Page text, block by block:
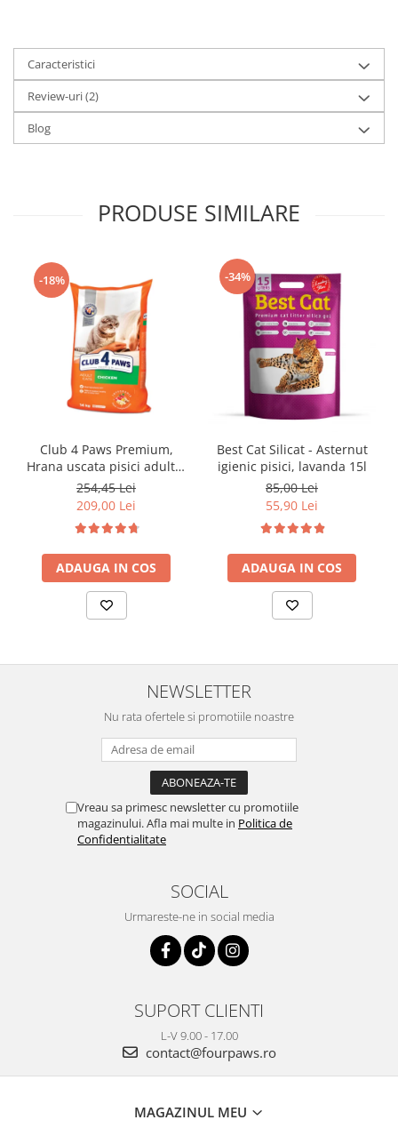
Caracteristici
Review-uri(2)
Blog
PRODUSE SIMILARE
-18%
Club 4 Paws Premium,
Hrana uscata pisici adulte,
cu Pui 14kg
254,45 Lei
209,00 Lei
ADAUGA IN COS
-34%
Best Cat Silicat - Asternut
igienic pisici, lavanda 15l
85,00 Lei
55,90 Lei
ADAUGA IN COS
NEWSLETTER
Nu rata ofertele si promotiile noastre
Vreau sa primesc newsletter cu promotiile
magazinului. Afla mai multe in Politica de
Confidentialitate
SOCIAL
Urmareste-ne in social media
SUPORT CLIENTI
L-V 9.00 - 17.00
contact@fourpaws.ro
MAGAZINUL MEU